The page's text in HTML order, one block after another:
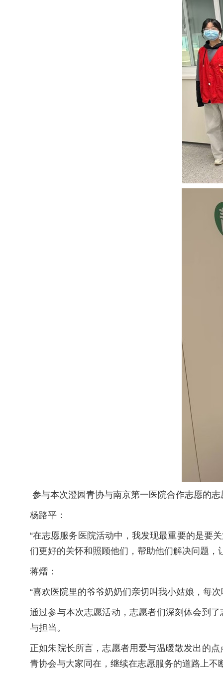
参与本次澄园青协与南京第一医院合作志愿的
杨路平：
“在志愿服务医院活动中，我发现最重要的是要
们更好的关怀和照顾他们，帮助他们解决问题，
蒋熠：
“喜欢医院里的爷爷奶奶们亲切叫我小姑娘，每
通过参与本次志愿活动，志愿者们深刻体会到
与担当。
正如朱院长所言，志愿者用爱与温暖散发出的
青协会与大家同在，继续在志愿服务的道路上